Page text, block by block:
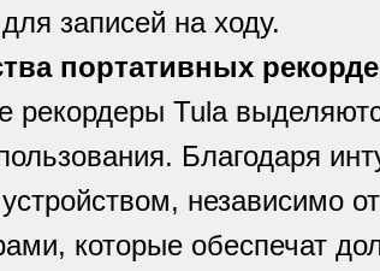
записей на ходу.
портативных
рекордеры Tula
Благодаря
независимо
которые обеспечат